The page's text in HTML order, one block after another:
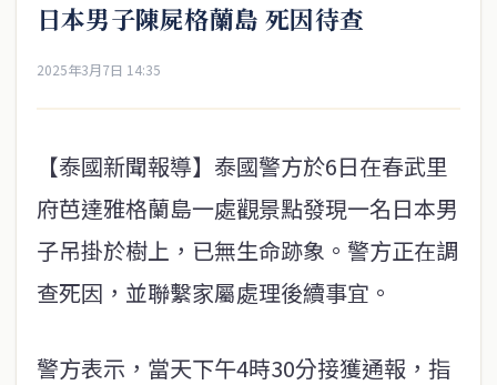
日本男子陳屍格蘭島 死因待查
2025年3月7日 14:35
【泰國新聞報導】泰國警方於6日在春武里
府芭達雅格蘭島一處觀景點發現一名日本男
子吊掛於樹上，已無生命跡象。警方正在調
查死因，並聯繫家屬處理後續事宜。
警方表示，當天下午4時30分接獲通報，指